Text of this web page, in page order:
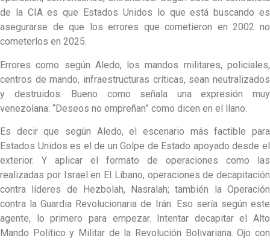
de la CIA es que Estados Unidos lo que está buscando es
asegurarse de que los errores que cometieron en 2002 no
cometerlos en 2025.
Errores como según Aledo, los mandos militares, policiales,
centros de mando, infraestructuras críticas, sean neutralizados
y destruidos. Bueno como señala una expresión muy
venezolana: “Deseos no empreñan” como dicen en el llano.
Es decir que según Aledo, el escenario más factible para
Estados Unidos es el de un Golpe de Estado apoyado desde el
exterior. Y aplicar el formato de operaciones como las
realizadas por Israel en El Líbano, operaciones de decapitación
contra líderes de Hezbolah, Nasralah; también la Operación
contra la Guardia Revolucionaria de Irán. Eso sería según este
agente, lo primero para empezar. Intentar decapitar el Alto
Mando Político y Militar de la Revolución Bolivariana. Ojo con